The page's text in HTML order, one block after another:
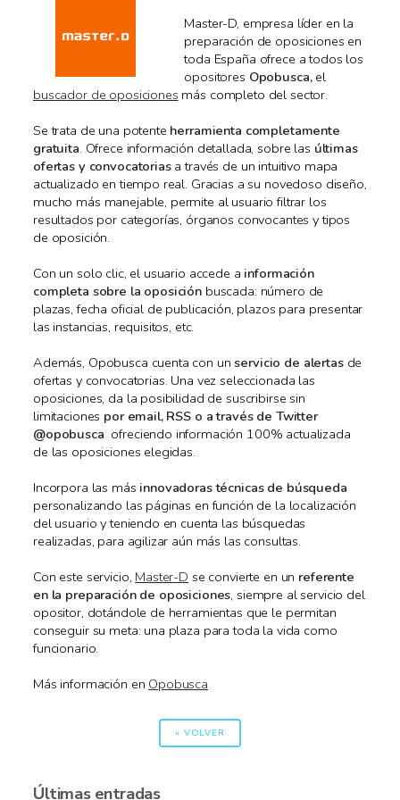
Master-D, empresa líder en la
preparación de oposiciones en
toda España ofrece a todos los
opositores Opobusca, el
buscador de oposiciones más completo del sector.
Se trata de una potente herramienta completamente
gratuita. Ofrece información detallada, sobre las últimas
ofertas y convocatoriasa través de un intuitivo mapa
actualizado en tiempo real. Gracias a su novedoso diseño,
mucho más manejable, permite al usuario filtrar los
resultados por categorías, órganos convocantes y tipos
de oposición.
Con un solo clic, el usuario accede a información
completa sobre la oposición buscada: número de
plazas, fecha oficial de publicación, plazos para presentar
las instancias, requisitos, etc.
Además, Opobusca cuenta con unservicio de alertasde
ofertas y convocatorias. Una vez seleccionada las
oposiciones, da la posibilidad de suscribirse sin
limitaciones por email, RSS o a través de Twitter
@opobusca ofreciendo información 100% actualizada
de las oposiciones elegidas.
Incorpora las más innovadoras técnicas de búsqueda
personalizando las páginas en función de la localización
del usuario y teniendo en cuenta las búsquedas
realizadas, para agilizar aún más las consultas.
Con este servicio, Master-D se convierte en un referente
en la preparación de oposiciones, siempre al servicio del
opositor, dotándole de herramientas que le permitan
conseguir su meta: una plaza para toda la vida como
funcionario.
Más información en Opobusca
« VOLVER
Últimas entradas